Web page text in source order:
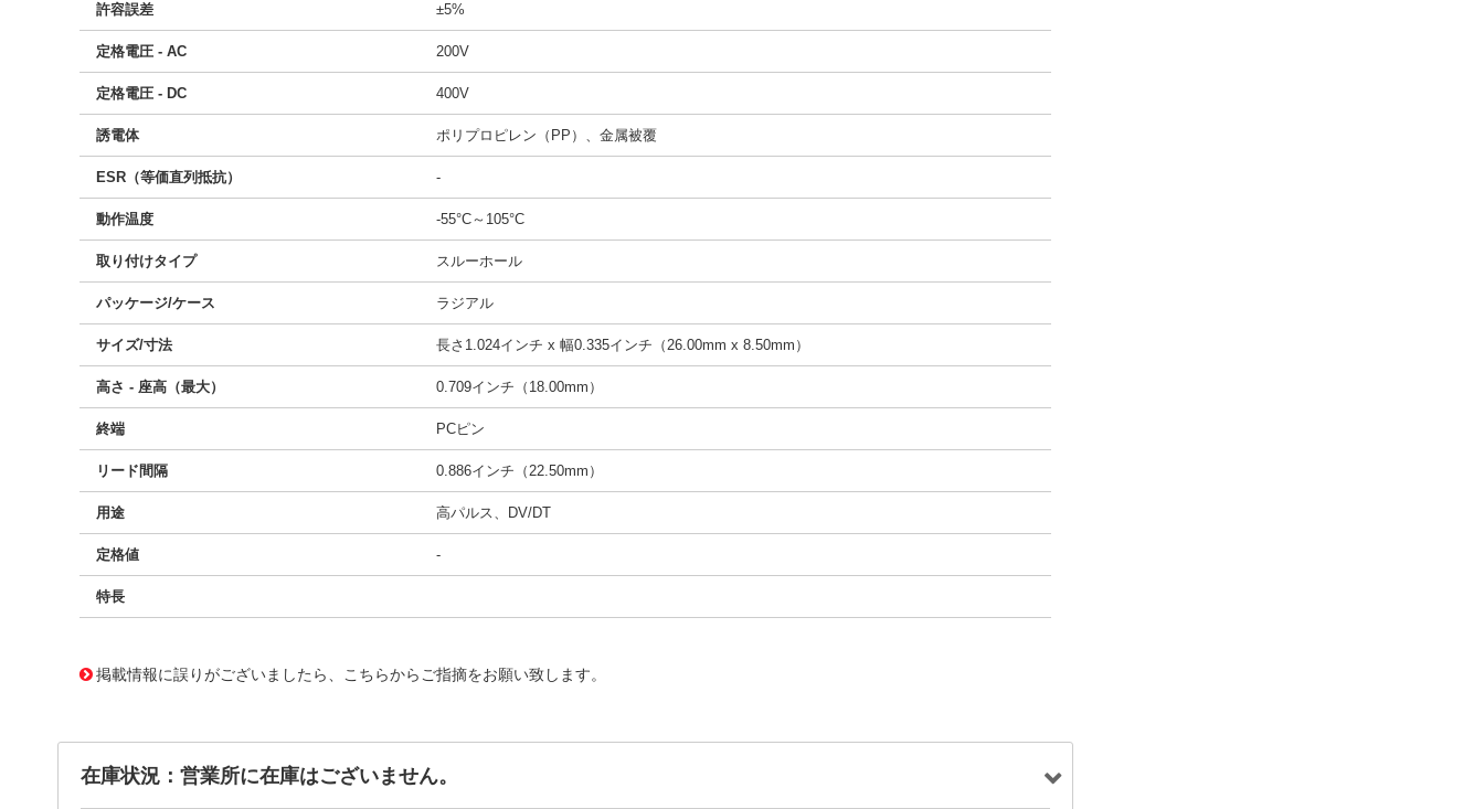
許容誤差 ±5%
定格電圧 - AC 200V
定格電圧 - DC 400V
誘電体 ポリプロピレン（PP）、金属被覆
ESR（等価直列抵抗） -
動作温度 -55°C～105°C
取り付けタイプ スルーホール
パッケージ/ケース ラジアル
サイズ/寸法 長さ1.024インチ x 幅0.335インチ（26.00mm x 8.50mm）
高さ - 座高（最大） 0.709インチ（18.00mm）
終端 PCピン
リード間隔 0.886インチ（22.50mm）
用途 高パルス、DV/DT
定格値 -
特長
掲載情報に誤りがございましたら、こちらからご指摘をお願い致します。
在庫状況：営業所に在庫はございません。